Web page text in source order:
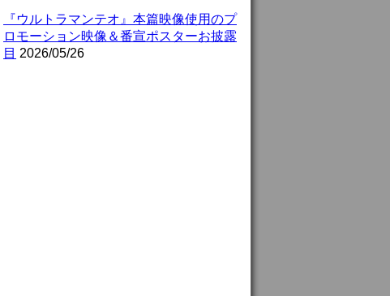
『ウルトラマンテオ』本篇映像使用のプ
ロモーション映像＆番宣ポスターお披露
目 2026/05/26